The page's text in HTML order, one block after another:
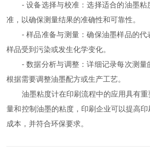
- 设备选择与校准：选择适合的油墨粘
准，以确保测量结果的准确性和可靠性。
- 样品准备与测量：确保油墨样品的代
样品受到污染或发生化学变化。
- 数据分析与调整：详细记录每次测量
根据需要调整油墨配方或生产工艺。
油墨粘度计在印刷流程中的应用具有重
量和控制油墨的粘度，印刷企业可以提高
成本，并符合环保要求。